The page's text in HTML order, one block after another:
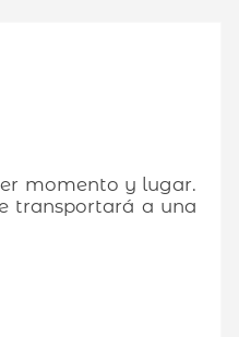
momento y lugar.
transportará a una